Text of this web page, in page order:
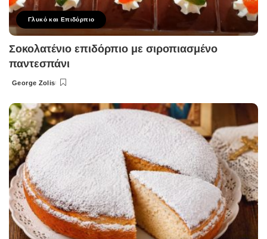
Γλυκό και Επιδόρπιο
Σοκολατένιο επιδόρπιο με σιροπιασμένο
παντεσπάνι
Posted
George Zolis